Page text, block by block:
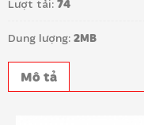
Lượt tải: 74
Dung lượng: 2MB
Mô tả